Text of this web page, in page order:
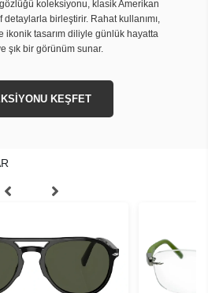
koleksiyonu, klasik Amerikan
birleştirir. Rahat kullanımı,
ikonik tasarım diliyle günlük hayatta
şık bir görünüm sunar.
KEŞFET